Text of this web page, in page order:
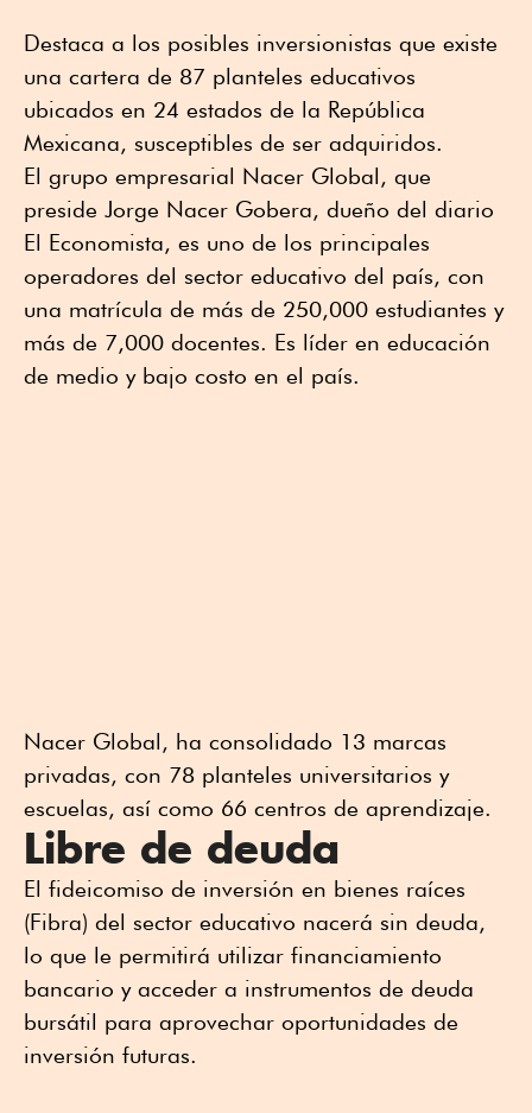
Destaca a los posibles inversionistas que existe
una cartera de 87 planteles educativos
ubicados en 24 estados de la República
Mexicana, susceptibles de ser adquiridos.
El grupo empresarial Nacer Global, que
preside Jorge Nacer Gobera, dueño del diario
El Economista, es uno de los principales
operadores del sector educativo del país, con
una matrícula de más de 250,000 estudiantes y
más de 7,000 docentes. Es líder en educación
de medio y bajo costo en el país.
Nacer Global, ha consolidado 13 marcas
privadas, con 78 planteles universitarios y
escuelas, así como 66 centros de aprendizaje.
Libre de deuda
El fideicomiso de inversión en bienes raíces
(Fibra) del sector educativo nacerá sin deuda,
lo que le permitirá utilizar financiamiento
bancario y acceder a instrumentos de deuda
bursátil para aprovechar oportunidades de
inversión futuras.